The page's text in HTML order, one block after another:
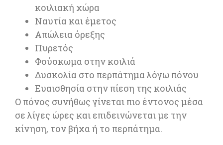
κοιλιακή χώρα
Ναυτία και έμετος
Απώλεια όρεξης
Πυρετός
Φούσκωμα στην κοιλιά
Δυσκολία στο περπάτημα λόγω πόνου
Ευαισθησία στην πίεση της κοιλιάς
Ο πόνος συνήθως γίνεται πιο έντονος μέσα
σε λίγες ώρες και επιδεινώνεται με την
κίνηση, τον βήχα ή το περπάτημα.